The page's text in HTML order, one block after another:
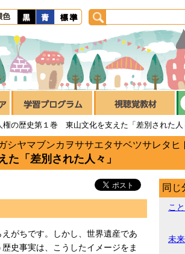
権の歴史第１巻 東山文化を支えた「差別された人
ヤマブンカヲササエタサベツサレタヒ
「差別された人々」
がちです。しかし、世界遺産であ
史事実は、こうしたイメージをま
同じ
こ
未